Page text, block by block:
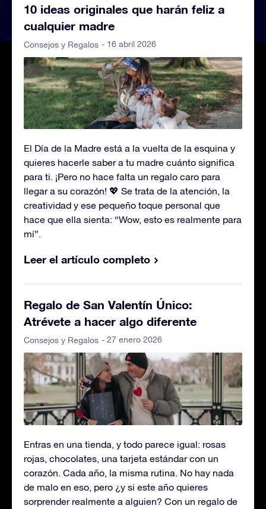
10 ideas originales que harán feliz a
cualquier madre
Consejos y Regalos - 16 abril 2026
El Día de la Madre está a la vuelta de la esquina y
quieres hacerle saber a tu madre cuánto significa
para ti. ¡Pero no hace falta un regalo caro para
llegar a su corazón! 💖 Se trata de la atención, la
creatividad y ese pequeño toque personal que
hace que ella sienta: “Wow, esto es realmente para
mí”.
Leer el artículo completo
Regalo de San Valentín Único:
Atrévete a hacer algo diferente
Consejos y Regalos - 27 enero 2026
Entras en una tienda, y todo parece igual: rosas
rojas, chocolates, una tarjeta estándar con un
corazón. Cada año, la misma rutina. No hay nada
de malo en eso, pero ¿y si este año quieres
sorprender realmente a alguien? Con un regalo de